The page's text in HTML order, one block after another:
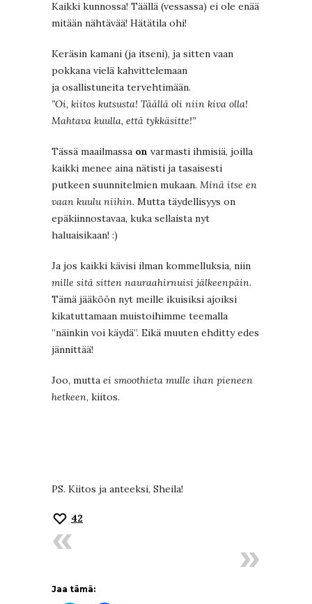
Kaikki kunnossa! Täällä (vessassa) ei ole enää
mitään nähtävää! Hätätila ohi!
Keräsin kamani (ja itseni), ja sitten vaan
pokkana vielä kahvittelemaan
ja osallistuneita tervehtimään.
”Oi, kiitos kutsusta! Täällä oli niin kiva olla!
Mahtava kuulla, että tykkäsitte!”
Tässä maailmassa on varmasti ihmisiä, joilla
kaikki menee aina nätisti ja tasaisesti
putkeen suunnitelmien mukaan. Minä itse en
vaan kuulu niihin. Mutta täydellisyys on
epäkiinnostavaa, kuka sellaista nyt
haluaisikaan! :)
Ja jos kaikki kävisi ilman kommelluksia, niin
mille sitä sitten nauraahirnuisi jälkeenpäin.
Tämä jääköön nyt meille ikuisiksi ajoiksi
kikatuttamaan muistoihimme teemalla
”näinkin voi käydä”. Eikä muuten ehditty edes
jännittää!
Joo, mutta ei smoothieta mulle ihan pieneen
hetkeen, kiitos.
PS. Kiitos ja anteeksi, Sheila!
42
Jaa tämä: